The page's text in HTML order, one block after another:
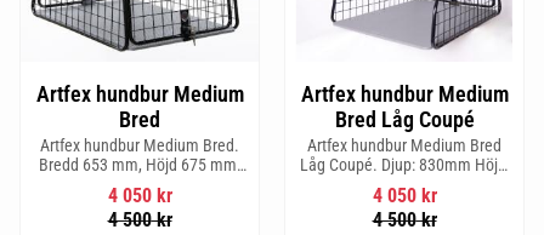
Artfex hundbur Medium
Bred
Artfex hundbur Medium Bred.
Bredd 653 mm, Höjd 675 mm,
Djup 830 mm och Vikt 19,7 kg.
4 050kr
4 500kr
Artfex hundbur Medium
Bred Låg Coupé
Artfex hundbur Medium Bred
Låg Coupé. Djup: 830mm Höjd:
580mm Bredd: 653mm Vikt:
17,5kg
4 050kr
4 500kr